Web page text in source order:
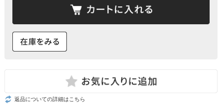
返品についての詳細はこちら